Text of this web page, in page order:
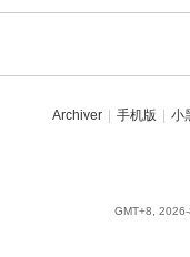
Archiver 手机版 小
GMT+8,